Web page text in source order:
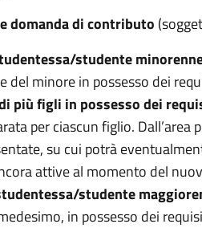
domanda di contributo
studente
minore in possesso dei
più figli in possesso dei
per ciascun figlio.
su cui potrà
attive al momento del
studente
in possesso dei